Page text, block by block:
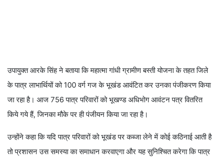
उपायुक्त आरके सिंह ने बताया कि महात्मा गांधी ग्रामीण बस्ती योजना के तहत जिले
के पात्र लाभार्थियों को 100 वर्ग गज के भूखंड आवंटित कर उनका पंजीकरण किया
जा रहा है। आज 756 पात्र परिवारों को भूखण्ड अधिभोग आवंटन पत्र वितरित
किये गये हैं, जिनका मौके पर ही पंजीयन किया जा रहा है।
उन्होंने कहा कि यदि पात्र परिवारों को भूखंड पर कब्जा लेने में कोई कठिनाई आती है
तो प्रशासन उस समस्या का समाधान करवाएगा और यह सुनिश्चित करेगा कि पात्र